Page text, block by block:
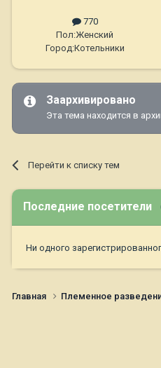
770
Пол:Женский
Город:Котельники
Заархивировано
Эта тема находится в
Перейти к списку тем
Последние посетители
Ни одного
Главная Племенное